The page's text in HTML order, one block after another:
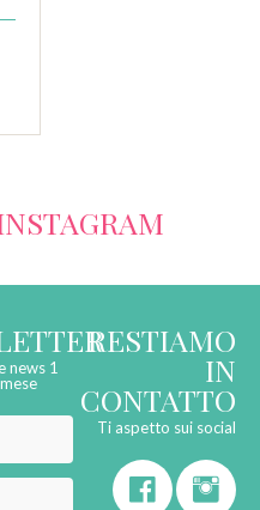
news 1
RESTIAMO
IN
CONTATTO
Ti aspetto sui social